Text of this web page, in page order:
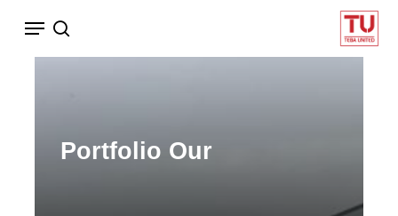
Skip
search
Menu
Our
Portfolio